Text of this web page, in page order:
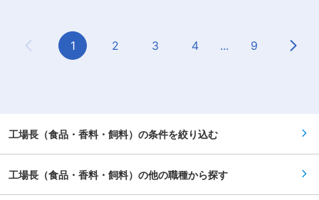
は、4つのこだわりのもとつくられています。 ・
「おいしさ」にこだわる：加工技術は、本場ドイ
ツのコンテストで連続満点の評価をいただき、金
めに赤身は淡白でくせが無く、脂身には多くの旨
た直営農場で、40年近い飼育経験を持つ私たちが
一頭一頭大切にこだわりぬいて健康で安心な豚を
育てています。 変更の範囲：会社の定める業務
て検品・加工しており、九条ネギにおいては、
「カット九条ネギ」としてのカット加工も自社で
行っています。 「カット九条ネギ」に関しては、
いただきます。 ◇野菜加工場の生産計画策定 ◇
シフト管理 ◇商品開発、企画 ◇工場内の改善指
導 ◇生産、行程、品質管理 ◇原価管理 ◇安全衛
など） ■ブランド野菜事業： 2013年よりブラン
Previous Page
1 2 3 4 ... 9
工場長（食品・香料・飼料）の条件を絞り込む
工場長（食品・香料・飼料）の他の職種から探す